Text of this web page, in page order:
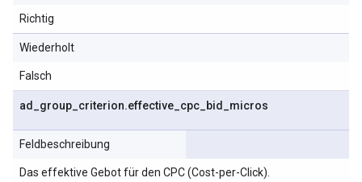
Richtig
Wiederholt
Falsch
ad group criterion.effective cpc bid micros
Feldbeschreibung
Das effektive Gebot für den CPC (Cost-per-Click).